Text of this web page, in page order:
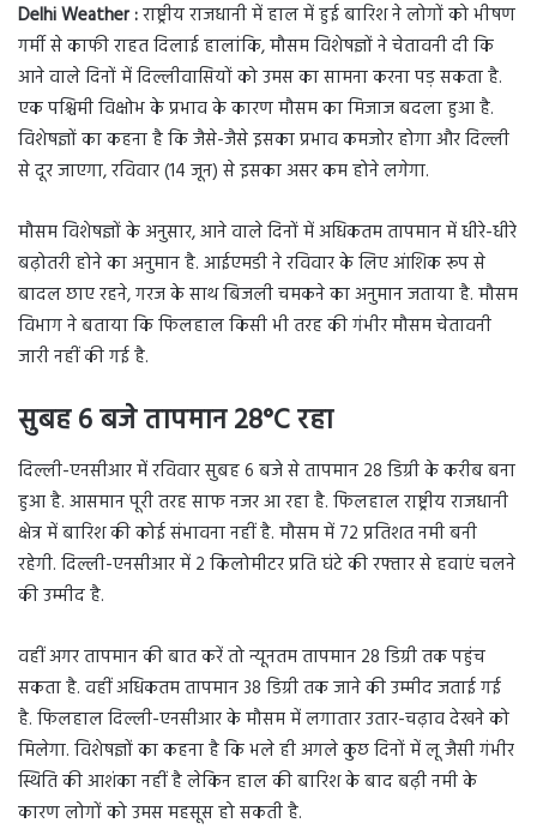
Delhi Weather :राष्ट्रीय राजधानी में हाल में हुई बारिश ने लोगों को भीषण
गर्मी से काफी राहत दिलाई हालांकि, मौसम विशेषज्ञों ने चेतावनी दी कि
आने वाले दिनों में दिल्लीवासियों को उमस का सामना करना पड़ सकता है.
एक पश्चिमी विक्षोभ के प्रभाव के कारण मौसम का मिजाज बदला हुआ है.
विशेषज्ञों का कहना है कि जैसे-जैसे इसका प्रभाव कमजोर होगा और दिल्ली
से दूर जाएगा, रविवार (14 जून) से इसका असर कम होने लगेगा.
मौसम विशेषज्ञों के अनुसार, आने वाले दिनों में अधिकतम तापमान में धीरे-धीरे
बढ़ोतरी होने का अनुमान है. आईएमडी ने रविवार के लिए आंशिक रूप से
बादल छाए रहने, गरज के साथ बिजली चमकने का अनुमान जताया है. मौसम
विभाग ने बताया कि फिलहाल किसी भी तरह की गंभीर मौसम चेतावनी
जारी नहीं की गई है.
सुबह 6 बजे तापमान 28°C रहा
दिल्ली-एनसीआर में रविवार सुबह 6 बजे से तापमान 28 डिग्री के करीब बना
हुआ है. आसमान पूरी तरह साफ नजर आ रहा है. फिलहाल राष्ट्रीय राजधानी
क्षेत्र में बारिश की कोई संभावना नहीं है. मौसम में 72 प्रतिशत नमी बनी
रहेगी. दिल्ली-एनसीआर में 2 किलोमीटर प्रति घंटे की रफ्तार से हवाएं चलने
की उम्मीद है.
वहीं अगर तापमान की बात करें तो न्यूनतम तापमान 28 डिग्री तक पहुंच
सकता है. वहीं अधिकतम तापमान 38 डिग्री तक जाने की उम्मीद जताई गई
है. फिलहाल दिल्ली-एनसीआर के मौसम में लगातार उतार-चढ़ाव देखने को
मिलेगा. विशेषज्ञों का कहना है कि भले ही अगले कुछ दिनों में लू जैसी गंभीर
स्थिति की आशंका नहीं है लेकिन हाल की बारिश के बाद बढ़ी नमी के
कारण लोगों को उमस महसूस हो सकती है.